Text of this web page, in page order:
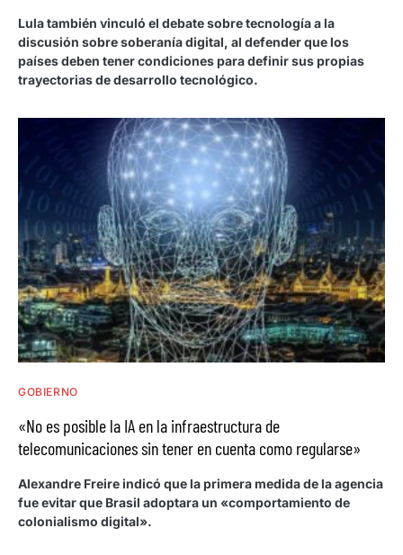
Lula también vinculó el debate sobre tecnología a la
discusión sobre soberanía digital, al defender que los
países deben tener condiciones para definir sus propias
trayectorias de desarrollo tecnológico.
GOBIERNO
«No es posible la IA en la infraestructura de
telecomunicaciones sin tener en cuenta como regularse»
Alexandre Freire indicó que la primera medida de la agencia
fue evitar que Brasil adoptara un «comportamiento de
colonialismo digital».